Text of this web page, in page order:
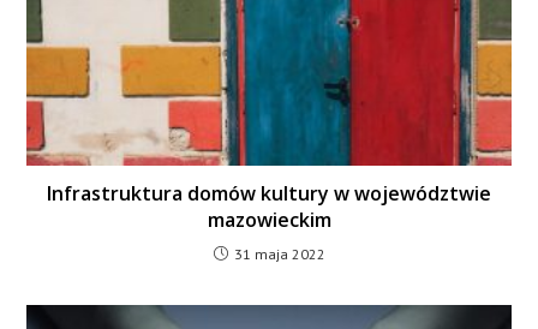
Infrastruktura domów kultury w województwie
mazowieckim
31 maja 2022